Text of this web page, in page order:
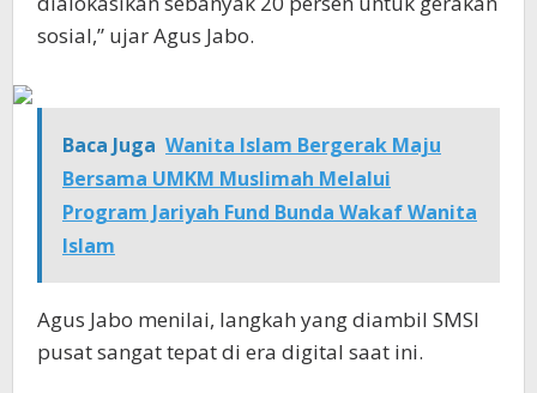
sosial,” ujar Agus Jabo.
Baca Juga Wanita Islam Bergerak Maju
Bersama UMKM Muslimah Melalui
Program Jariyah Fund Bunda Wakaf Wanita
Islam
Agus Jabo menilai, langkah yang diambil SMSI
pusat sangat tepat di era digital saat ini.